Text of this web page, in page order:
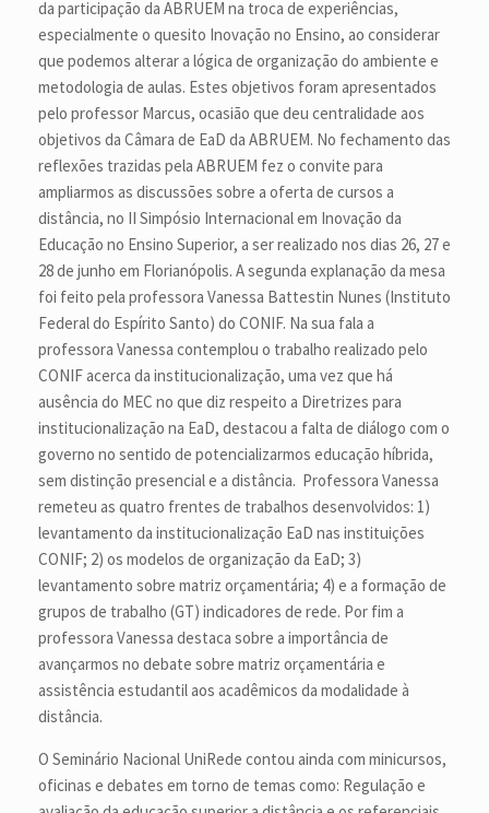
da participação da ABRUEM na troca de experiências,
especialmente o quesito Inovação no Ensino, ao considerar
que podemos alterar a lógica de organização do ambiente e
metodologia de aulas. Estes objetivos foram apresentados
pelo professor Marcus, ocasião que deu centralidade aos
objetivos da Câmara de EaD da ABRUEM. No fechamento das
reflexões trazidas pela ABRUEM fez o convite para
ampliarmos as discussões sobre a oferta de cursos a
distância, no II Simpósio Internacional em Inovação da
Educação no Ensino Superior, a ser realizado nos dias 26, 27 e
28 de junho em Florianópolis. A segunda explanação da mesa
foi feito pela professora Vanessa Battestin Nunes (Instituto
Federal do Espírito Santo) do CONIF. Na sua fala a
professora Vanessa contemplou o trabalho realizado pelo
CONIF acerca da institucionalização, uma vez que há
ausência do MEC no que diz respeito a Diretrizes para
institucionalização na EaD, destacou a falta de diálogo com o
governo no sentido de potencializarmos educação híbrida,
sem distinção presencial e a distância. Professora Vanessa
remeteu as quatro frentes de trabalhos desenvolvidos: 1)
levantamento da institucionalização EaD nas instituições
CONIF; 2) os modelos de organização da EaD; 3)
levantamento sobre matriz orçamentária; 4) e a formação de
grupos de trabalho (GT) indicadores de rede. Por fim a
professora Vanessa destaca sobre a importância de
avançarmos no debate sobre matriz orçamentária e
assistência estudantil aos acadêmicos da modalidade à
distância.
O Seminário Nacional UniRede contou ainda com minicursos,
oficinas e debates em torno de temas como: Regulação e